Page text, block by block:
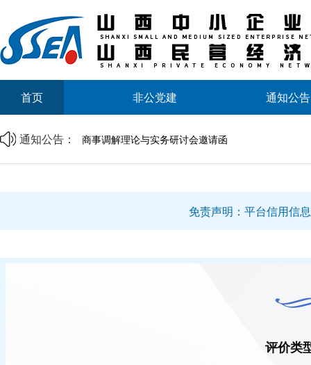
首页 非公党建 通知公告
通知公告：
商事调解理论与实务研讨会邀请函
资源互通聚合力 精准对接促共赢 | 诚邀莅临
山西省中小企业发展促进会财税专业委员会成立大会
免责声明：平台信用信
评价类